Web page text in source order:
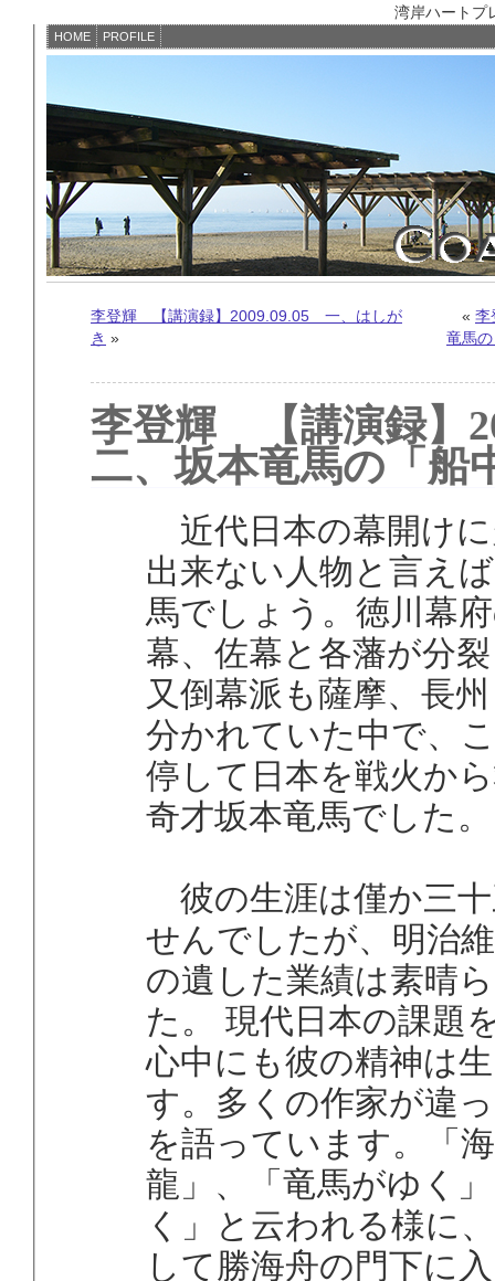
湾岸ハート
HOME PROFILE
李登輝 【講演録】2009.09.05 一、はしが
き »
« 李
竜馬
李登輝 【講演録】
二、坂本竜馬の「船
近代日本の幕開け
出来ない人物と言え
馬でしょう。徳川幕
幕、佐幕と各藩が分
又倒幕派も薩摩、長
分かれていた中で、
停して日本を戦火か
奇才坂本竜馬でした。
彼の生涯は僅か三
せんでしたが、明治
の遺した業績は素晴
た。 現代日本の課題
心中にも彼の精神は
す。多くの作家が違
を語っています。「
龍」、「竜馬がゆく
く」と云われる様に
して勝海舟の門下に